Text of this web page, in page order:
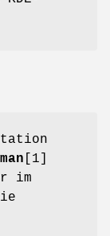
[1]
im